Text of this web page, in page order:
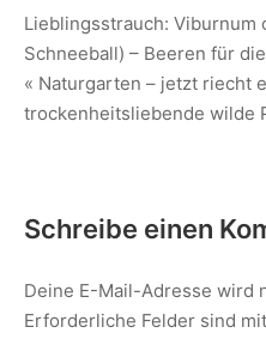
Lieblingsstrauch: Viburnum
Schneeball) – Beeren für
« Naturgarten – jetzt riecht
trockenheitsliebende wilde
Schreibe einen
Deine E-Mail-Adresse wird
Erforderliche Felder sind mit